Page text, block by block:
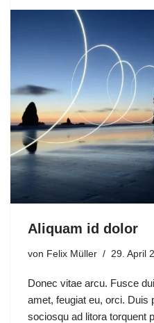
Aliquam id dolor
von Felix Müller 29. April
Donec vitae arcu. Fusce
amet, feugiat eu, orci. Duis
sociosqu ad litora torquent